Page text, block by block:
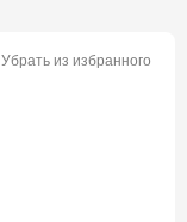
Убрать из избранного